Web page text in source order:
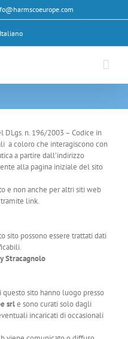
DLgs. n. 196/2003 – Codice in
a coloro che interagiscono con
a partire dall’indirizzo
alla pagina iniziale del sito
e non anche per altri siti web
link.
sito possono essere trattati dati
Stracagnolo
sito hanno luogo presso
srle sono curati solo dagli
incaricati di occasionali